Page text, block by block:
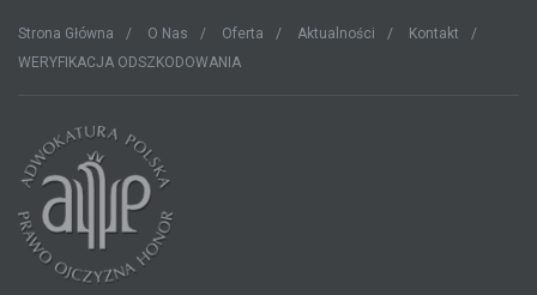
Strona Główna O Nas Oferta Aktualności
Kontakt
WERYFIKACJA ODSZKODOWANIA